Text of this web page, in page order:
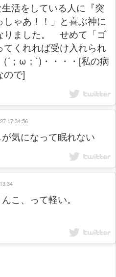
活をしている人に『突
ゃあ！！」と喜ぶ神に
りました。 せめて「ゴ
くれれば受け入れられ
；ω；`)・・・・[私の病
ので]
気になって眠れない
17:34:56
こ、って軽い。